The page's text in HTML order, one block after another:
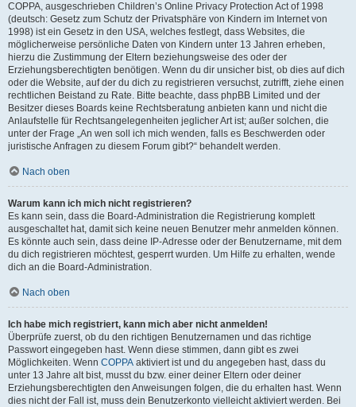
COPPA, ausgeschrieben Children’s Online Privacy Protection Act of 1998
(deutsch: Gesetz zum Schutz der Privatsphäre von Kindern im Internet von
1998) ist ein Gesetz in den USA, welches festlegt, dass Websites, die
möglicherweise persönliche Daten von Kindern unter 13 Jahren erheben,
hierzu die Zustimmung der Eltern beziehungsweise des oder der
Erziehungsberechtigten benötigen. Wenn du dir unsicher bist, ob dies auf dich
oder die Website, auf der du dich zu registrieren versuchst, zutrifft, ziehe einen
rechtlichen Beistand zu Rate. Bitte beachte, dass phpBB Limited und der
Besitzer dieses Boards keine Rechtsberatung anbieten kann und nicht die
Anlaufstelle für Rechtsangelegenheiten jeglicher Art ist; außer solchen, die
unter der Frage „An wen soll ich mich wenden, falls es Beschwerden oder
juristische Anfragen zu diesem Forum gibt?“ behandelt werden.
Nach oben
Warum kann ich mich nicht registrieren?
Es kann sein, dass die Board-Administration die Registrierung komplett
ausgeschaltet hat, damit sich keine neuen Benutzer mehr anmelden können.
Es könnte auch sein, dass deine IP-Adresse oder der Benutzername, mit dem
du dich registrieren möchtest, gesperrt wurden. Um Hilfe zu erhalten, wende
dich an die Board-Administration.
Nach oben
Ich habe mich registriert, kann mich aber nicht anmelden!
Überprüfe zuerst, ob du den richtigen Benutzernamen und das richtige
Passwort eingegeben hast. Wenn diese stimmen, dann gibt es zwei
Möglichkeiten. Wenn COPPA aktiviert ist und du angegeben hast, dass du
unter 13 Jahre alt bist, musst du bzw. einer deiner Eltern oder deiner
Erziehungsberechtigten den Anweisungen folgen, die du erhalten hast. Wenn
dies nicht der Fall ist, muss dein Benutzerkonto vielleicht aktiviert werden. Bei